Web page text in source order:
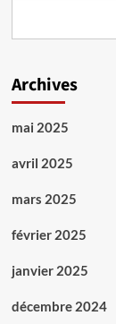
Archives
mai 2025
avril 2025
mars 2025
février 2025
janvier 2025
décembre 2024